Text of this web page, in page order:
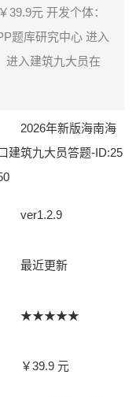
元 开发个体：
题库研究中心 进入
进入建筑九大员在
2026年新版海南海
建筑九大员答题-ID:25
ver1.2.9
最近更新
★★★★★
￥39.9 元